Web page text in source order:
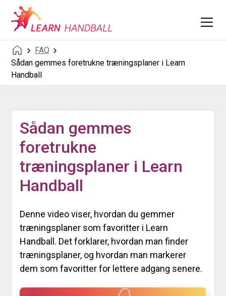
FAQ
Sådan gemmes foretrukne træningsplaner i Learn
Handball
Sådan gemmes
foretrukne
træningsplaner i Learn
Handball
Denne video viser, hvordan du gemmer
træningsplaner som favoritter i Learn
Handball. Det forklarer, hvordan man finder
træningsplaner, og hvordan man markerer
dem som favoritter for lettere adgang senere.